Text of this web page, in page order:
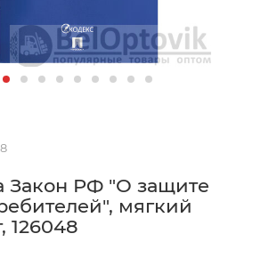
Закон РФ "О защите
мягкий
126048